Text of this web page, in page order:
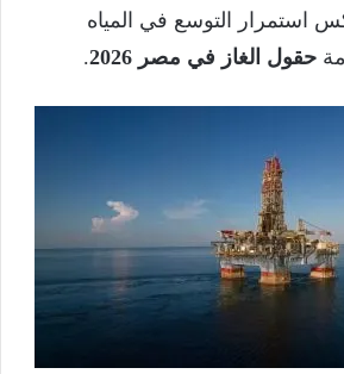
استمرار التوسع في المياه
حقول الغاز في مصر 2026 .